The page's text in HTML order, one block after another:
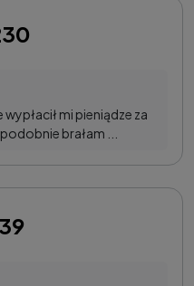
mi pieniądze za
brałam ...